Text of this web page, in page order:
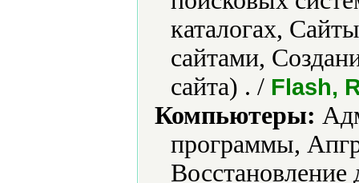
каталогах,
сайтами,
сайта) . / Flash,
Компьютеры:
программы,